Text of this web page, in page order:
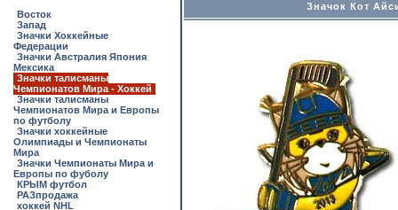
Восток
Запад
Значки Хоккейные
Федерации
Значки Австралия Япония
Мексика
Значки талисманы
Чемпионатов Мира - Хоккей
Значки талисманы
Чемпионатов Мира и Европы
по футболу
Значки хоккейные
Олимпиады и Чемпионаты
Мира
Значки Чемпионаты Мира и
Европы по фуболу
КРЫМ футбол
РАЗпродажа
хоккей NHL
Значок Кот